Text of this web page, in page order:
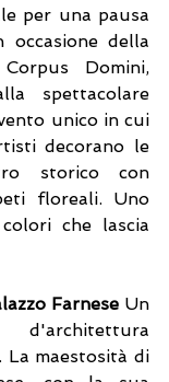
per una pausa
occasione della
Domini,
spettacolare
unico in cui
decorano le
storico con
floreali. Uno
che lascia
Farnese Un
La maestosità di